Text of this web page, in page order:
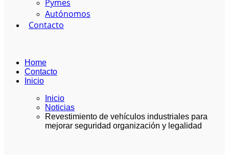
Pymes
Autónomos
Contacto
Home
Contacto
Inicio
Inicio
Noticias
Revestimiento de vehículos industriales para
mejorar seguridad organización y legalidad